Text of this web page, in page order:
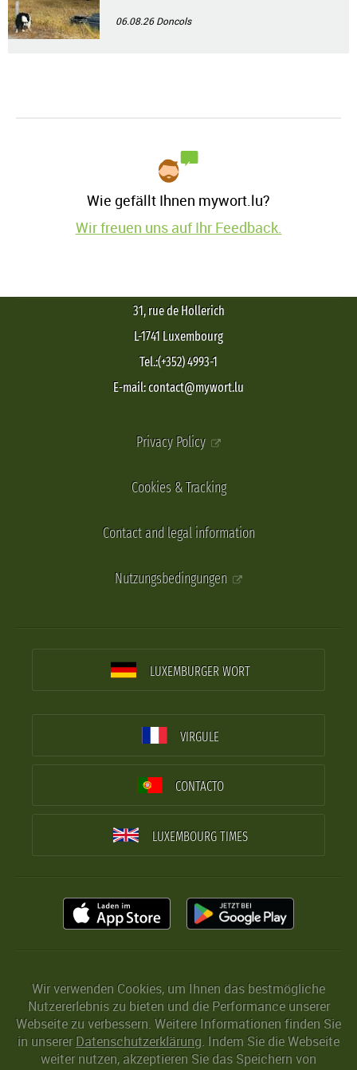
06.08.26Doncols
Wie gefällt Ihnen mywort.lu?
Wir freuen uns auf Ihr Feedback.
31, rue de Hollerich
L-1741 Luxembourg
Tel.:(+352) 4993-1
E-mail: contact@mywort.lu
Privacy Policy
Cookies & Tracking
Contact and legal information
Nutzungsbedingungen
LUXEMBURGER WORT
VIRGULE
CONTACTO
LUXEMBOURG TIMES
Wir verwenden Cookies, um Ihnen das bestmögliche
Nutzererlebnis zu bieten und die Performance unserer
Webseite zu verbessern. Weitere Informationen finden Sie
in unserer Datenschutzerklärung. Indem Sie die Webseite
weiter nutzen, akzeptieren Sie das Speichern von